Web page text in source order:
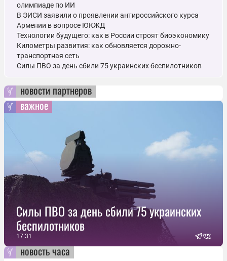
олимпиаде по ИИ
В ЭИСИ заявили о проявлении антироссийского курса
Армении в вопросе ЮКЖД
Технологии будущего: как в России строят биоэкономику
Километры развития: как обновляется дорожно-
транспортная сеть
Силы ПВО за день сбили 75 украинских беспилотников
новости партнеров
важное
Силы ПВО за день сбили 75 украинских
беспилотников
17:31
новость часа